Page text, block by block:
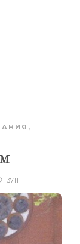
,
3711